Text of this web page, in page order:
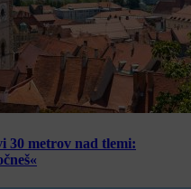
30 metrov nad tlemi: